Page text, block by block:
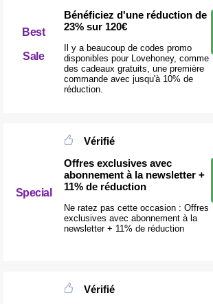
Best
Sale
Bénéficiez d'une réduction de
23% sur 120€
Il y a beaucoup de codes promo
disponibles pour Lovehoney, comme
des cadeaux gratuits, une première
commande avec jusqu'à 10% de
réduction.
Special
Vérifié
Offres exclusives avec
abonnement à la newsletter +
11% de réduction
Ne ratez pas cette occasion : Offres
exclusives avec abonnement à la
newsletter + 11% de réduction
Vérifié